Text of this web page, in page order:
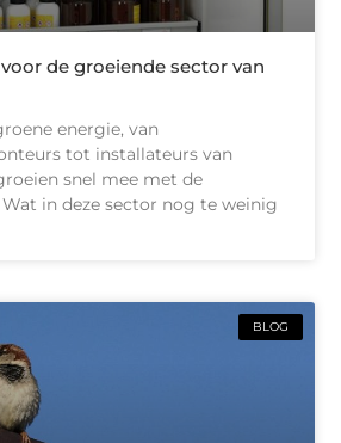
de groeiende sector van
energie, van
tot installateurs van
snel mee met de
in deze sector nog te weinig
BLOG